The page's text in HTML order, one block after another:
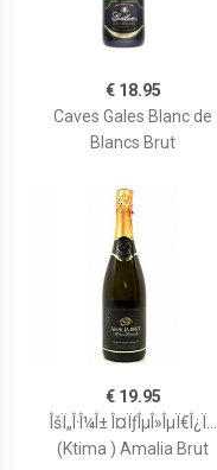
€ 18.95
Caves Gales Blanc de
Blancs Brut
€ 19.95
ÎšÏ„Î·Î¼Î± Î¤ÏƒÎµÎ»ÎµÏ€Î¿Ï…
(Ktima ) Amalia Brut